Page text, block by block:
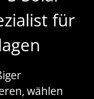
für
wählen